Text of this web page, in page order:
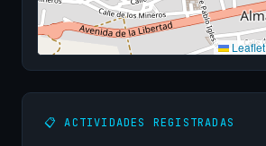
Leaflet
📋 ACTIVIDADES REGISTRADAS